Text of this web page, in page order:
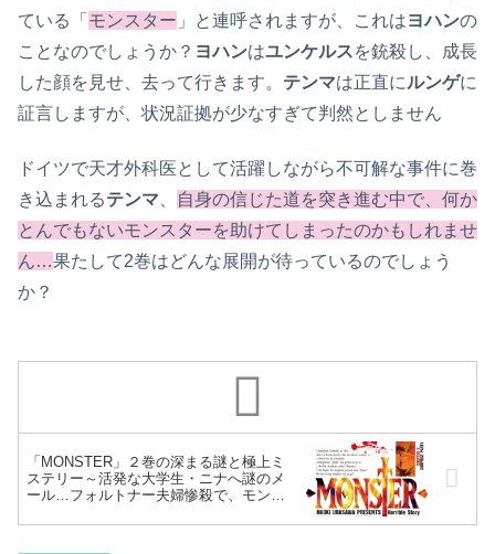
ている「 モンスター 」と連呼されますが、これはヨハンの
ことなのでしょうか？ ヨハンはユンケルスを銃殺し、成長
した顔を見せ、去って行きます。 テンマは正直にルンゲに
証言しますが、状況証拠が少なすぎて判然としません
ドイツで天才外科医として活躍しながら不可解な事件に巻
き込まれるテンマ
自身の信じた道を突き進む中で、何か
とんでもないモンスターを助けてしまったのかもしれませ
ん…果たして2巻はどんな展開が待っているのでしょう
か？
「MONSTER」２巻の深まる謎と極上ミ
ステリー～活発な大学生・ニナへ謎のメ
ール…フォルトナー夫婦惨殺で、モンス
扱いをマスター～